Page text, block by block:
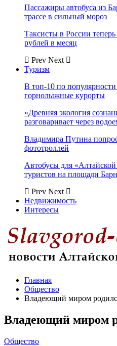
Пассажиры автобуса из
трассе в сильный мороз
Таксисты в России
рублей в месяц
Prev Next
Туризм
В топ-10 по
горнолыжные курорты
«Древняя экология
разговаривает через
Владимира Путина
фототроллей
Автобусы для
туристов на площади
Prev Next
Недвижимость
Интересы
Главная
Общество
Владеющий миром
Владеющий миром
Общество